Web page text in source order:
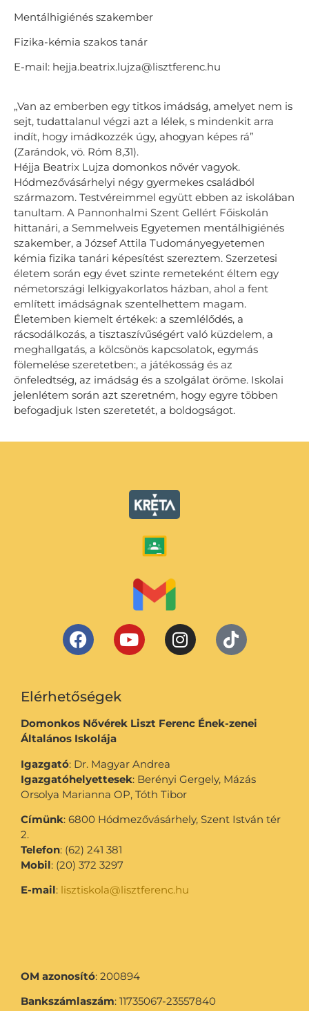
Mentálhigiénés szakember
Fizika-kémia szakos tanár
E-mail: hejja.beatrix.lujza@lisztferenc.hu
„Van az emberben egy titkos imádság, amelyet nem is
sejt, tudattalanul végzi azt a lélek, s mindenkit arra
indít, hogy imádkozzék úgy, ahogyan képes rá”
(Zarándok, vö. Róm 8,31).
Héjja Beatrix Lujza domonkos nővér vagyok.
Hódmezővásárhelyi négy gyermekes családból
származom. Testvéreimmel együtt ebben az iskolában
tanultam. A Pannonhalmi Szent Gellért Főiskolán
hittanári, a Semmelweis Egyetemen mentálhigiénés
szakember, a József Attila Tudományegyetemen
kémia fizika tanári képesítést szereztem. Szerzetesi
életem során egy évet szinte remeteként éltem egy
németországi lelkigyakorlatos házban, ahol a fent
említett imádságnak szentelhettem magam.
Életemben kiemelt értékek: a szemlélődés, a
rácsodálkozás, a tisztaszívűségért való küzdelem, a
meghallgatás, a kölcsönös kapcsolatok, egymás
fölemelése szeretetben:, a játékosság és az
önfeledtség, az imádság és a szolgálat öröme. Iskolai
jelenlétem során azt szeretném, hogy egyre többen
befogadjuk Isten szeretetét, a boldogságot.
Elérhetőségek
Domonkos Nővérek Liszt Ferenc Ének-zenei
Általános Iskolája
Igazgató: Dr. Magyar Andrea
Igazgatóhelyettesek: Berényi Gergely, Mázás
Orsolya Marianna OP, Tóth Tibor
Címünk: 6800 Hódmezővásárhely, Szent István tér
2.
Telefon: (62) 241 381
Mobil: (20) 372 3297
E-mail: lisztiskola@lisztferenc.hu
OM azonosító: 200894
Bankszámlaszám: 11735067-23557840